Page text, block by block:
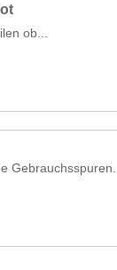
ob...
Gebrauchsspuren...